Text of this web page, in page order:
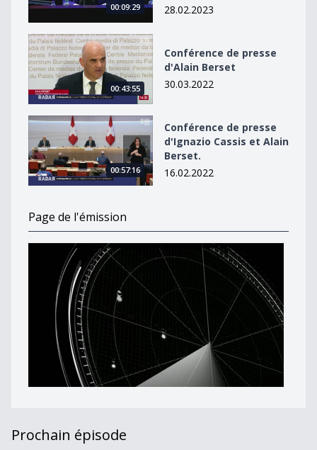
00:09:29
28.02.2023
Conférence de presse d&#039;Alain Berset
00:43:55
Conférence de presse
d'Alain Berset
30.03.2022
Conférence de presse d&#039;Ignazio Cassis et Alain
00:57:16
Conférence de presse
d'Ignazio Cassis et Alain
Berset.
16.02.2022
Page de l'émission
Prochain épisode